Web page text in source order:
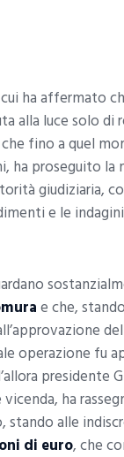
ha affermato
alla luce solo di
fino a quel
ha proseguito la
giudiziaria,
e le
e che,
operazione fu
presidente
ha
stando alle
di euro, che